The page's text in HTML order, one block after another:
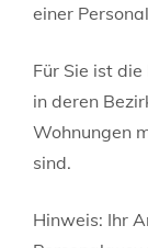
einer
Für Sie ist
in deren
Wohnungen
sind.
Hinweis: Ihr